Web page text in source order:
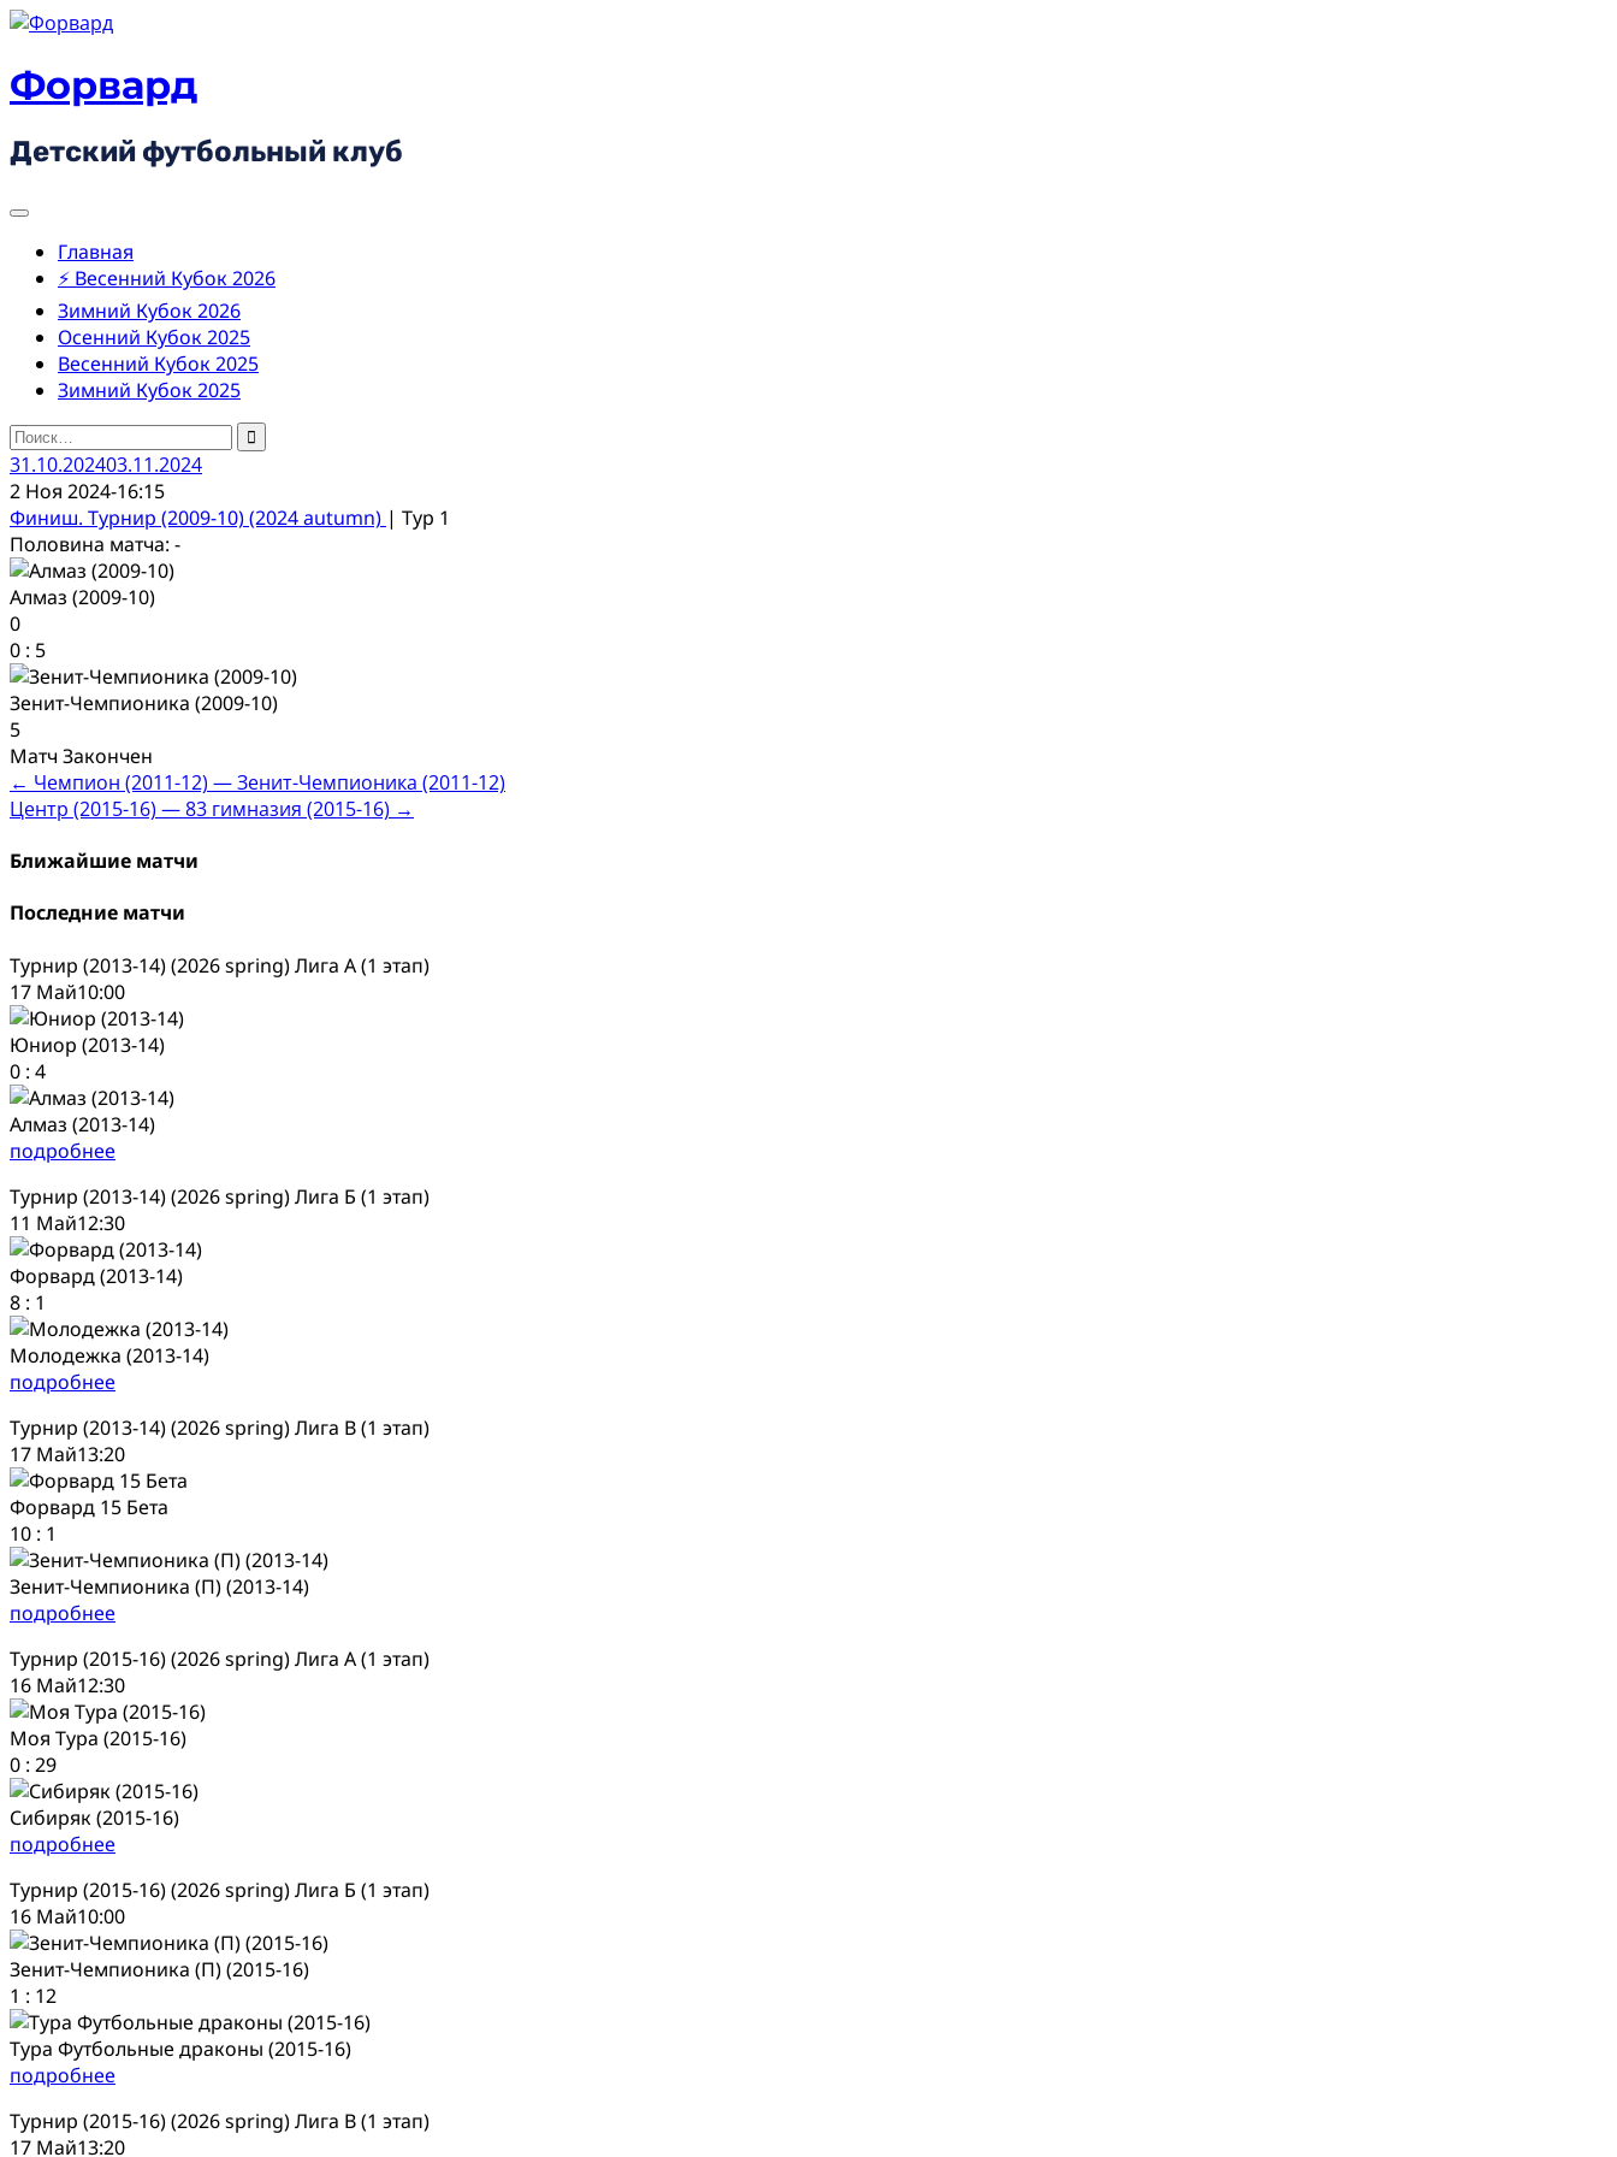
Skip
content
Форвард
Детский футбольный клуб
Главная
⚡ Весенний Кубок 2026
Зимний Кубок 2026
Осенний Кубок 2025
Весенний Кубок 2025
Зимний Кубок 2025
Найти:
31.10.202403.11.2024
2 Ноя 2024-16:15
Финиш. Турнир (2009-10) (2024 autumn) | Тур 1
Половина матча: -
Алмаз (2009-10)
0
0 : 5
Зенит-Чемпионика (2009-10)
5
Матч Закончен
Post
navigation
← Чемпион (2011-12) — Зенит-Чемпионика (2011-12)
Центр (2015-16) — 83 гимназия (2015-16) →
Ближайшие матчи
Последние матчи
Турнир (2013-14) (2026 spring) Лига А (1 этап)
17 Май10:00
Юниор (2013-14)
0 : 4
Алмаз (2013-14)
подробнее
Турнир (2013-14) (2026 spring) Лига Б (1 этап)
11 Май12:30
Форвард (2013-14)
8 : 1
Молодежка (2013-14)
подробнее
Турнир (2013-14) (2026 spring) Лига В (1 этап)
17 Май13:20
Форвард 15 Бета
10 : 1
Зенит-Чемпионика (П) (2013-14)
подробнее
Турнир (2015-16) (2026 spring) Лига А (1 этап)
16 Май12:30
Моя Тура (2015-16)
0 : 29
Сибиряк (2015-16)
подробнее
Турнир (2015-16) (2026 spring) Лига Б (1 этап)
16 Май10:00
Зенит-Чемпионика (П) (2015-16)
1 : 12
Тура Футбольные драконы (2015-16)
подробнее
Турнир (2015-16) (2026 spring) Лига В (1 этап)
17 Май13:20